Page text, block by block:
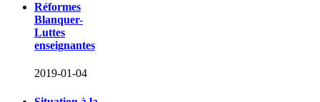
Réformes
Blanquer-
Luttes
enseignantes
2019-01-04